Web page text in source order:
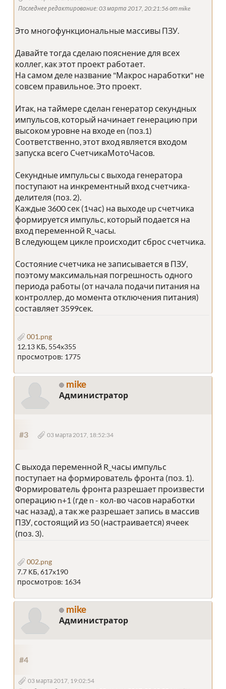
Последнее редактирование: 03 марта 2017, 20:21:56 от mike
Это многофункциональные массивы ПЗУ.
Давайте тогда сделаю пояснение для всех
коллег, как этот проект работает.
На самом деле название "Макрос наработки" не
совсем правильное. Это проект.
Итак, на таймере сделан генератор секундных
импульсов, который начинает генерацию при
высоком уровне на входе en (поз.1)
Соответственно, этот вход является входом
запуска всего СчетчикаМотоЧасов.
Секундные импульсы с выхода генератора
поступают на инкрементный вход счетчика-
делителя (поз. 2).
Каждые 3600 сек (1час) на выходе up счетчика
формируется импульс, который подается на
вход переменной R_часы.
В следующем цикле происходит сброс счетчика.
Состояние счетчика не записывается в ПЗУ,
поэтому максимальная погрешность одного
периода работы (от начала подачи питания на
контроллер, до момента отключения питания)
составляет 3599сек.
001.png
12.13 КБ, 554x355
просмотров: 1775
mike
Администратор
#3 03 марта 2017, 18:52:34
С выхода переменной R_часы импульс
поступает на формирователь фронта (поз. 1).
Формирователь фронта разрешает произвести
операцию n+1 (где n - кол-во часов наработки
час назад), а так же разрешает запись в массив
ПЗУ, состоящий из 50 (настраивается) ячеек
(поз. 3).
002.png
7.7 КБ, 617x190
просмотров: 1634
mike
Администратор
#4
03 марта 2017, 19:02:54